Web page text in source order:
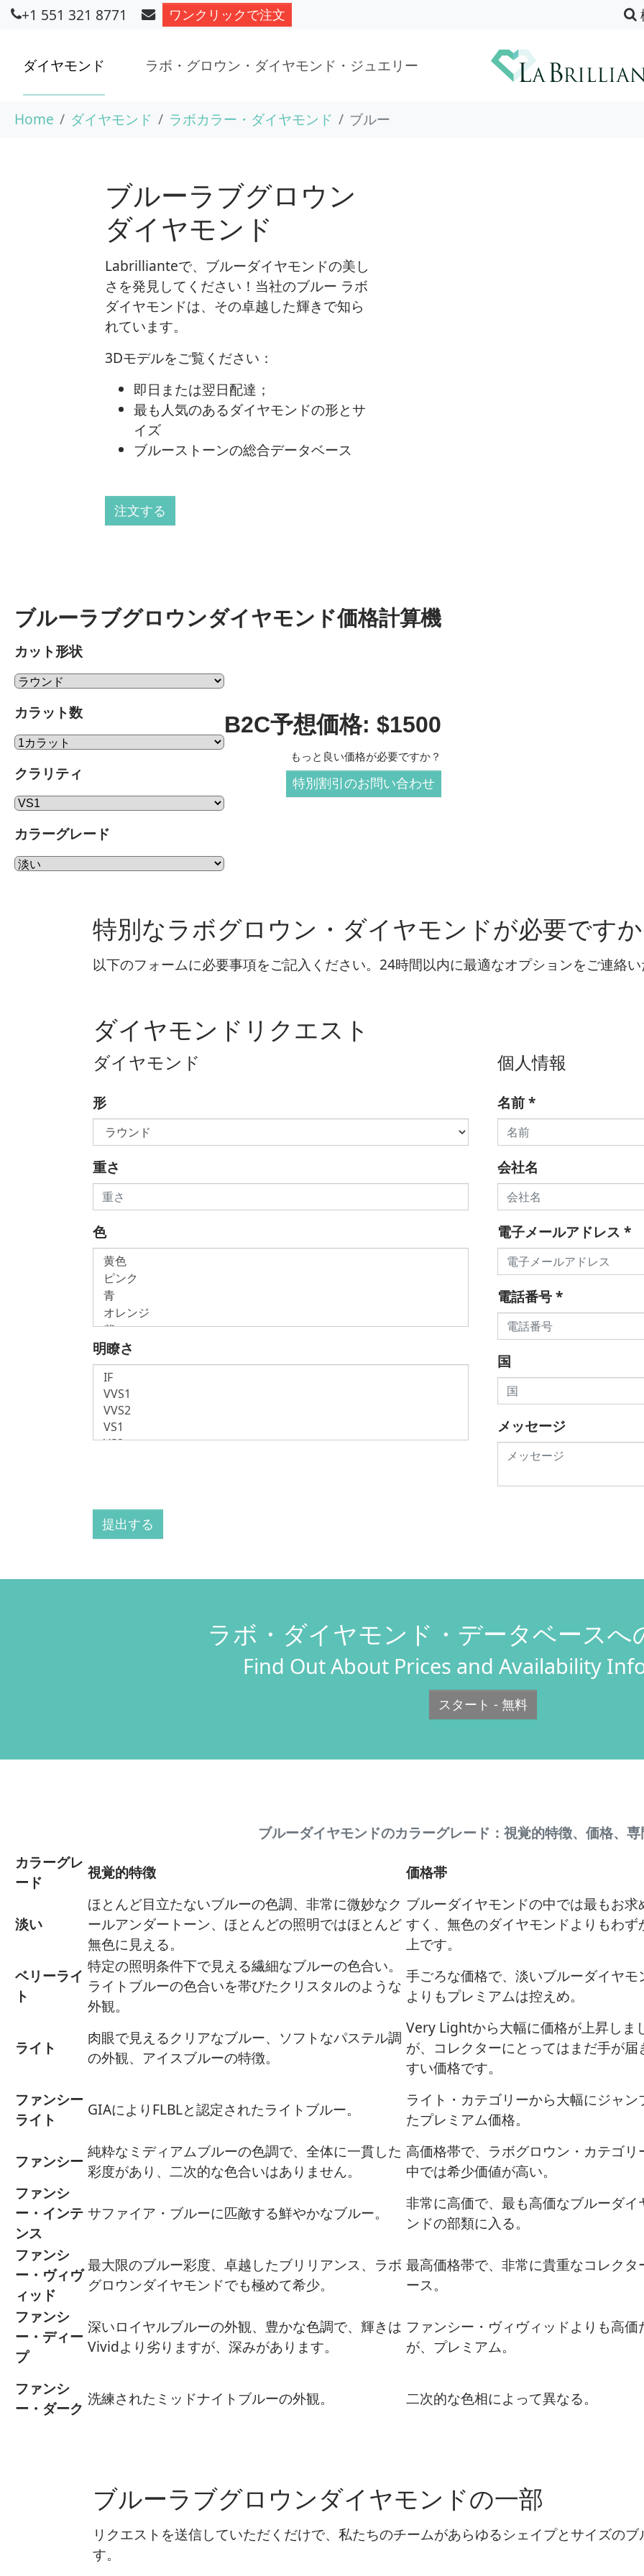
Skip to main content
+1 551 321 8771 ワンクリックで注文
ダイヤモンド ラボ・グロウン・ダイヤモンド・ジュエリー
You are here:
Home ダイヤモンド ラボカラー・ダイヤモンド ブルー
ブルーラブグロウン
ダイヤモンド
Labrillianteで、ブルーダイヤモンドの美し
さを発見してください！当社のブルー ラボ
ダイヤモンドは、その卓越した輝きで知ら
れています。
3Dモデルをご覧ください：
即日または翌日配達；
最も人気のあるダイヤモンドの形とサ
イズ
ブルーストーンの総合データベース
注文する
ブルーラブグロウンダイヤモンド価格計算機
カット形状
カラット数
クラリティ
カラーグレード
B2C予想価格: $1500
もっと良い価格が必要ですか？
特別割引のお問い合わせ
特別なラボグロウン・ダイヤモンドが必要ですか
以下のフォームに必要事項をご記入ください。24時間以内に最適なオプションをご連絡い
ダイヤモンドリクエスト
ダイヤモンド
形
重さ
色
明瞭さ
個人情報
名前*
会社名
電子メールアドレス *
電話番号*
国
メッセージ
提出する
ラボ・ダイヤモンド・データベースへ
Find Out About Prices and Availability
スタート - 無料
ブルーダイヤモンドのカラーグレード：視覚的特徴、価格、
カラーグレ
ード
視覚的特徴 価格帯
淡い
ほとんど目立たないブルーの色調、非常に微妙なク
ールアンダートーン、ほとんどの照明ではほとんど
無色に見える。
ブルーダイヤモンドの中では最もお求
すく、無色のダイヤモンドよりもわず
上です。
ベリーライ
ト
特定の照明条件下で見える繊細なブルーの色合い。
ライトブルーの色合いを帯びたクリスタルのような
外観。
手ごろな価格で、淡いブルーダイヤモ
よりもプレミアムは控えめ。
ライト
肉眼で見えるクリアなブルー、ソフトなパステル調
の外観、アイスブルーの特徴。
Very Lightから大幅に価格が上昇しま
が、コレクターにとってはまだ手が届
すい価格です。
ファンシー
ライト
GIAによりFLBLと認定されたライトブルー。
ライト・カテゴリーから大幅にジャン
たプレミアム価格。
ファンシー
純粋なミディアムブルーの色調で、全体に一貫した
彩度があり、二次的な色合いはありません。
高価格帯で、ラボグロウン・カテゴリ
中では希少価値が高い。
ファンシ
ー・インテ
ンス
サファイア・ブルーに匹敵する鮮やかなブルー。
非常に高価で、最も高価なブルーダイ
ンドの部類に入る。
ファンシ
ー・ヴィヴ
ィッド
最大限のブルー彩度、卓越したブリリアンス、ラボ
グロウンダイヤモンドでも極めて希少。
最高価格帯で、非常に貴重なコレクタ
ース。
ファンシ
ー・ディー
プ
深いロイヤルブルーの外観、豊かな色調で、輝きは
Vividより劣りますが、深みがあります。
ファンシー・ヴィヴィッドよりも高価
が、プレミアム。
ファンシ
ー・ダーク
洗練されたミッドナイトブルーの外観。 二次的な色相によって異なる。
ブルーラブグロウンダイヤモンドの一部
リクエストを送信していただくだけで、私たちのチームがあらゆるシェイプとサイズの
す。